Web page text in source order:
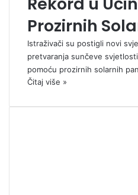
Prozirnih
Istraživači su postigli novi
pretvaranja sunčeve
pomoću prozirnih solarnih
Čitaj više »